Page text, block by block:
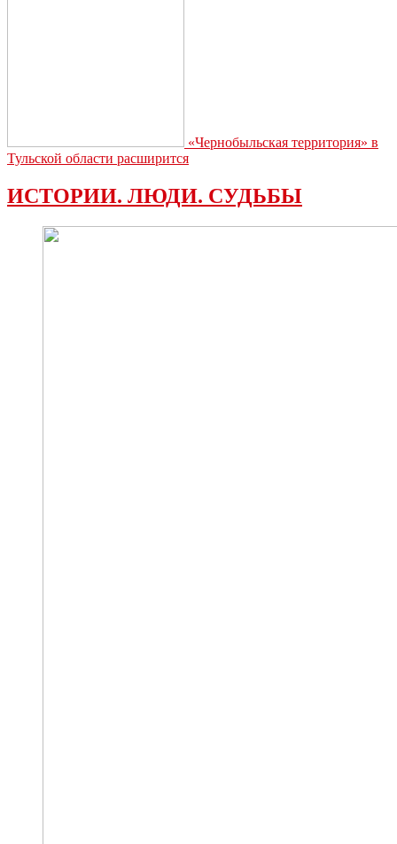
«Чернобыльская территория» в
Тульской области расширится
ИСТОРИИ. ЛЮДИ. СУДЬБЫ